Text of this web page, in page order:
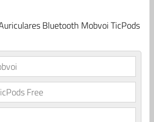
Bluetooth Mobvoi TicPods
Free